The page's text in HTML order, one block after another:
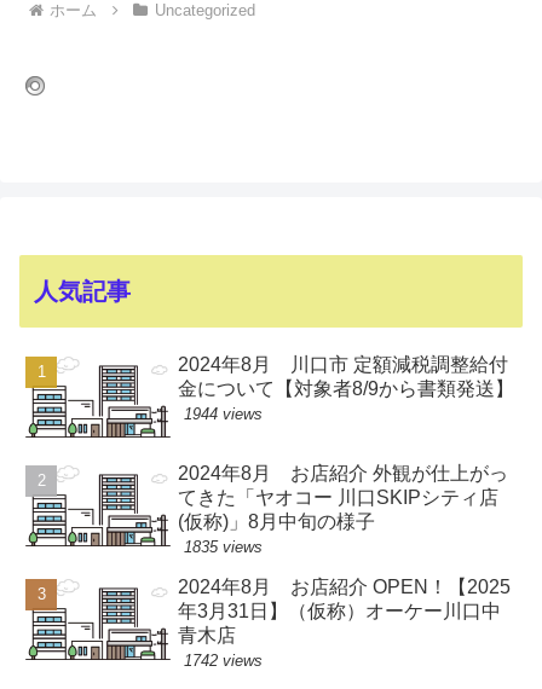
ホーム Uncategorized
人気記事
2024年8月 川口市 定額減税調整給付
金について【対象者8/9から書類発送】
1944 views
2024年8月 お店紹介 外観が仕上がっ
てきた「ヤオコー 川口SKIPシティ店
(仮称)」8月中旬の様子
1835 views
2024年8月 お店紹介 OPEN！【2025
年3月31日】（仮称）オーケー川口中
青木店
1742 views